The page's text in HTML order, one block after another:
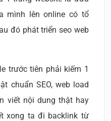
mình lên online có tổ
đó phát triển seo web
trước tiên phải kiếm 1
chuẩn SEO, web load
viết nội dung thật hay
xong ta đi backlink từ